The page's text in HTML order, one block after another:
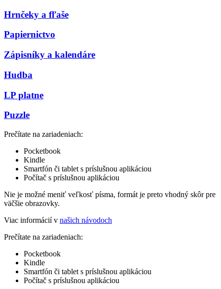
Hrnčeky a fľaše
Papiernictvo
Zápisníky a kalendáre
Hudba
LP platne
Puzzle
Prečítate na zariadeniach:
Pocketbook
Kindle
Smartfón či tablet s príslušnou aplikáciou
Počítač s príslušnou aplikáciou
Nie je možné meniť veľkosť písma, formát je preto vhodný skôr pre
väčšie obrazovky.
Viac informácií v našich návodoch
Prečítate na zariadeniach:
Pocketbook
Kindle
Smartfón či tablet s príslušnou aplikáciou
Počítač s príslušnou aplikáciou